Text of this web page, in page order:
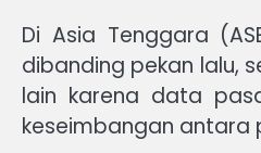
Di Asia Tenggara
dibanding pekan lalu,
lain karena data
keseimbangan antara